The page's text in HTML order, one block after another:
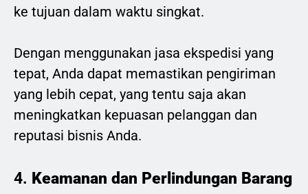
ke tujuan dalam waktu singkat.
Dengan menggunakan jasa ekspedisi yang
tepat, Anda dapat memastikan pengiriman
yang lebih cepat, yang tentu saja akan
meningkatkan kepuasan pelanggan dan
reputasi bisnis Anda.
4. Keamanan dan Perlindungan Barang